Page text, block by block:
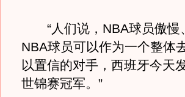
“人们说，NBA球员傲慢
NBA球员可以作为一个整体
以置信的对手，西班牙今天
世锦赛冠军。”